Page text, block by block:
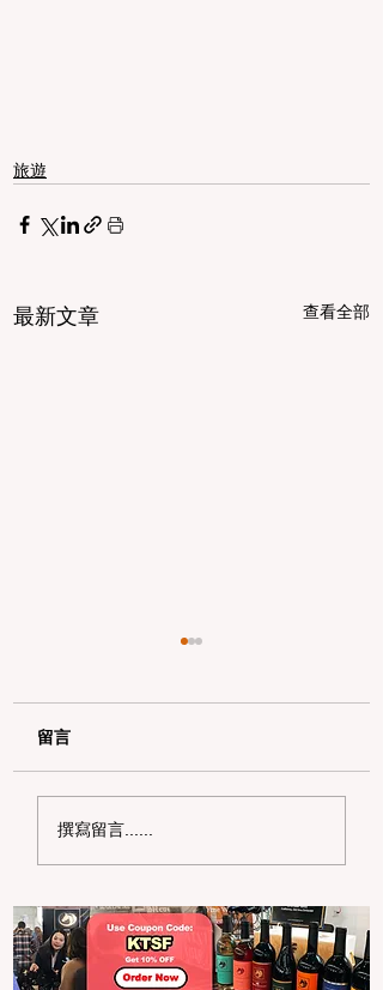
旅遊
最新文章 查看全部
加州野区露营必读：如
留言
撰寫留言......